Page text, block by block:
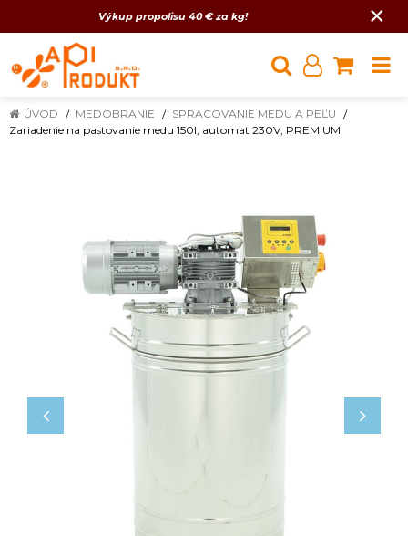
Výkup propolisu 40 € za kg! ×
ÚVOD MEDOBRANIE
SPRACOVANIE MEDU A PEĽU
Zariadenie na pastovanie medu 150l, automat 230V, PREMIUM